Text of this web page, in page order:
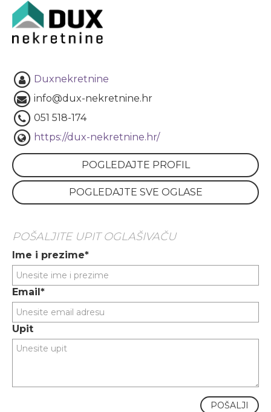
Duxnekretnine
info@dux-nekretnine.hr
051 518-174
https://dux-nekretnine.hr/
POGLEDAJTE PROFIL
POGLEDAJTE SVE OGLASE
POŠALJITE UPIT OGLAŠIVAČU
Ime i prezime*
Email*
Upit
POŠALJI